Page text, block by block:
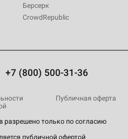
Берсерк
CrowdRepublic
+7 (800) 500-31-36
разрешено только по согласию
публичной офертой
Публичная оферта